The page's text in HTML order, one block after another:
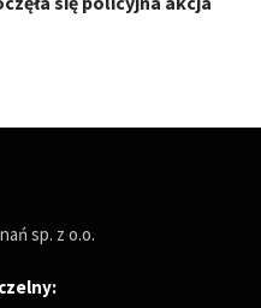
sp. z o.o.
: